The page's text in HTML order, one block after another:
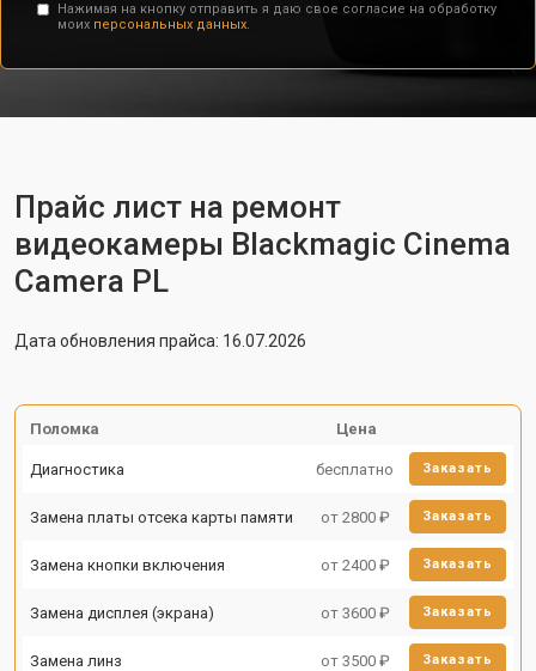
Нажимая на кнопку отправить я даю свое согласие на обработку
моих персональных данных.
Прайс лист на ремонт
видеокамеры Blackmagic Cinema
Camera PL
Дата обновления прайса: 16.07.2026
Поломка Цена
Диагностика бесплатно Заказать
Замена платы отсека карты памяти от 2800 ₽ Заказать
Замена кнопки включения от 2400 ₽ Заказать
Замена дисплея (экрана) от 3600 ₽ Заказать
Замена линз от 3500 ₽ Заказать